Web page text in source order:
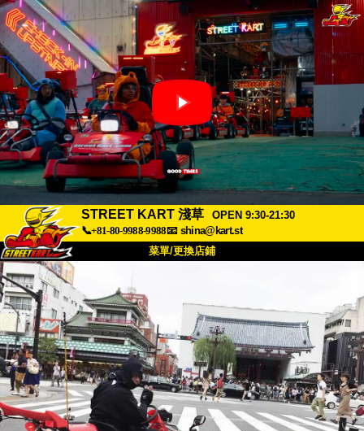
STREET KART 淺草
OPEN 9:30-21:30
📞+81-80-9988-9988📧 shina@kart.st
菜單/更換店鋪
關於 價格
交通方式 顧客聲音 常見問題
公司 預訂
更換店鋪
東京品川 #1 東京秋葉原#1